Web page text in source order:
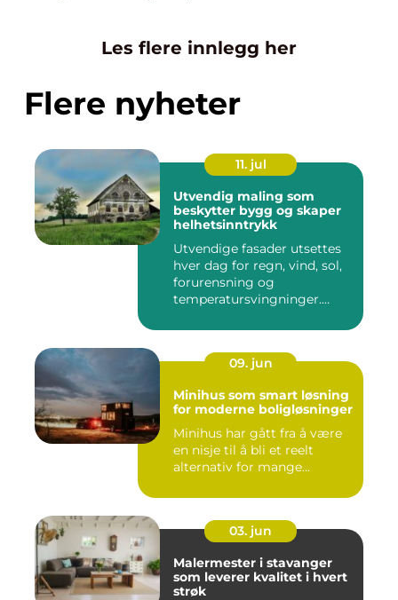
Les flere innlegg her
Flere nyheter
11. jul
Utvendig maling som
beskytter bygg og skaper
helhetsinntrykk
Utvendige fasader utsettes
hver dag for regn, vind, sol,
forurensning og
temperatursvingninger.
09. jun
Minihus som smart løsning
for moderne boligløsninger
Minihus har gått fra å være
en nisje til å bli et reelt
alternativ for mange...
03. jun
Malermester i stavanger
som leverer kvalitet i hvert
strøk